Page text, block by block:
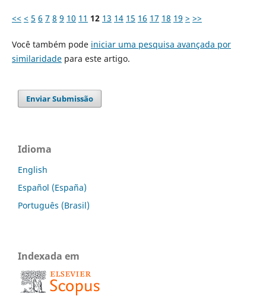
<< < 5 6 7 8 9 10 11 12 13 14 15 16 17 18 19 > >>
Você também pode iniciar uma pesquisa avançada por
similaridadepara este artigo.
Enviar Submissão
Idioma
English
Español (España)
Português (Brasil)
Indexada em